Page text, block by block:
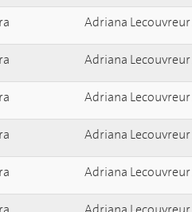
Adriana
Adriana
Adriana
Adriana
Adriana